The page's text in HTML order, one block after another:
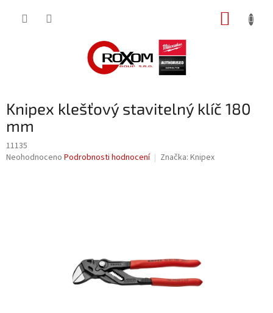
Knipex klešťový stavitelný klíč 180
mm
11135
Průměrné
Neohodnoceno Podrobnosti hodnocení Značka: Knipex